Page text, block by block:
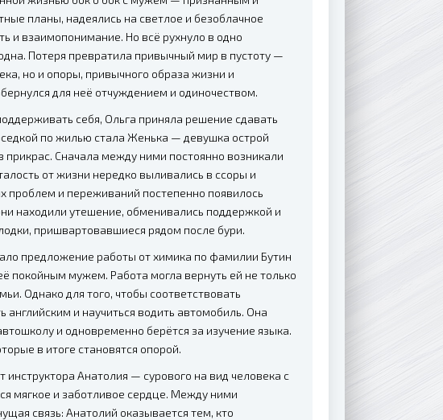
планы, надеялись на светлое и безоблачное
и взаимопонимание. Но всё рухнуло в одно
Потеря превратила привычный мир в пустоту —
но и опоры, привычного образа жизни и
для неё отчуждением и одиночеством.
себя, Ольга приняла решение сдавать
по жилью стала Женька — девушка острой
Сначала между ними постоянно возникали
от жизни нередко выливались в ссоры и
проблем и переживаний постепенно появилось
находили утешение, обменивались поддержкой и
пришвартовавшиеся рядом после бури.
предложение работы от химика по фамилии Бутин
покойным мужем. Работа могла вернуть ей не только
Однако для того, чтобы соответствовать
и научиться водить автомобиль. Она
и одновременно берётся за изучение языка.
в итоге становятся опорой.
инструктора Анатолия — сурового на вид человека с
мягкое и заботливое сердце. Между ними
связь: Анатолий оказывается тем, кто